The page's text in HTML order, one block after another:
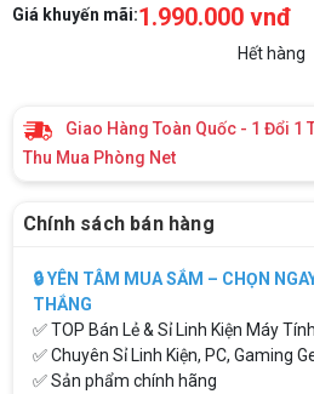
Giá khuyến mãi:1.990.000 vnđ
Hết hàng
Giao Hàng Toàn Quốc - 1 Đổi 1
Thu Mua Phòng Net
Chính sách bán hàng
🔒 YÊN TÂM MUA SẮM – CHỌN
THẮNG
✅ TOP Bán Lẻ & Sỉ Linh Kiện Máy
✅ Chuyên Sỉ Linh Kiện, PC, Gaming
✅ Sản phẩm chính hãng